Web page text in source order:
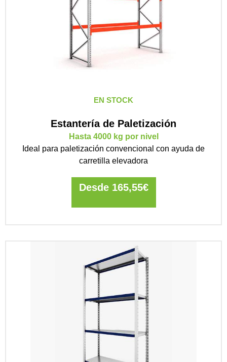
EN STOCK
Estantería de Paletización
Hasta 4000 kg por nivel
Ideal para paletización convencional con ayuda de
carretilla elevadora
Desde 165,55€